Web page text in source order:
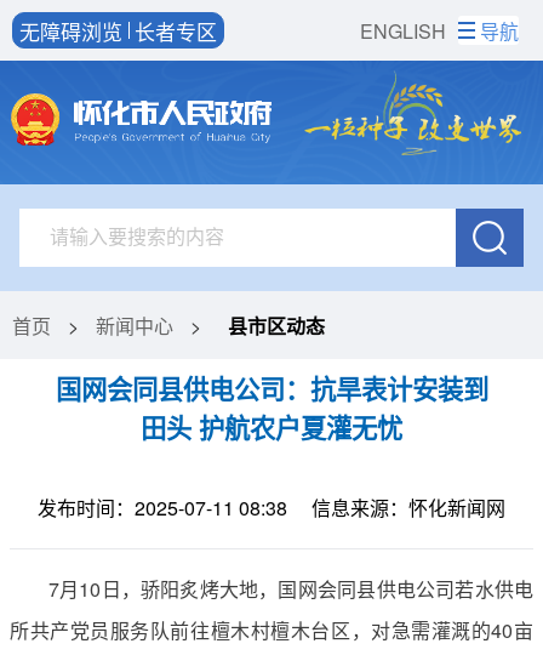
ENGLISH
无障碍浏览 长者专区 导航
首页 > 新闻中心 > 县市区动态
国网会同县供电公司：抗旱表计安装到
田头 护航农户夏灌无忧
发布时间：2025-07-11 08:38 信息来源：怀化新闻网
7月10日，骄阳炙烤大地，国网会同县供电公司若水供电
所共产党员服务队前往檀木村檀木台区，对急需灌溉的40亩